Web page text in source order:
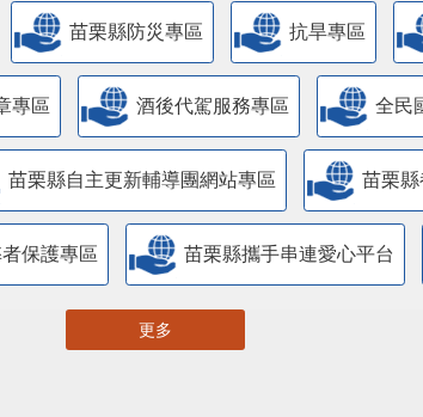
苗栗縣防災專區 抗旱專區
專區 酒後代駕服務專區 全民
苗栗縣自主更新輔導團網站專區 苗栗
保護專區 苗栗縣攜手串連愛心平台
更多